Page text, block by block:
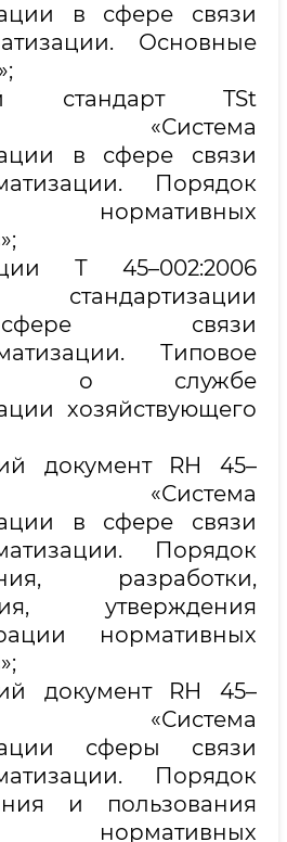
в сфере связи
Основные
стандарт TSt
«Система
в сфере связи
Порядок
нормативных
Т 45–002:2006
стандартизации
связи
Типовое
о службе
хозяйствующего
документ RH 45–
«Система
в сфере связи
Порядок
разработки,
утверждения
нормативных
документ RH 45–
«Система
сферы связи
Порядок
и пользования
нормативных